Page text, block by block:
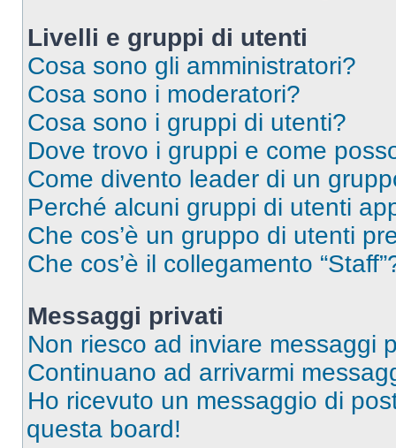
Livelli e gruppi di utenti
Cosa sono gli amministratori?
Cosa sono i moderatori?
Cosa sono i gruppi di utenti?
Dove trovo i gruppi e come
Come divento leader di un
Perché alcuni gruppi di utenti
Che cos’è un gruppo di utenti
Che cos’è il collegamento
Messaggi privati
Non riesco ad inviare messaggi
Continuano ad arrivarmi
Ho ricevuto un messaggio di
questa board!